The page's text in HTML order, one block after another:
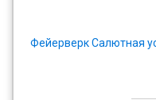
Фейерверк Салютная